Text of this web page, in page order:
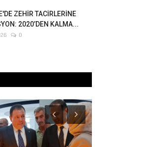
ZEHİR TACİRLERİNE
2020’DEN KALMA...
0